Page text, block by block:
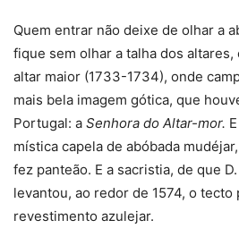
Quem entrar não deixe de olhar a
fique sem olhar a talha dos
altar maior (1733-1734), onde
mais bela imagem gótica, que
Portugal: a Senhora do Altar-mor.
mística capela de abóbada
fez panteão. E a sacristia, de que
levantou, ao redor de 1574, o
revestimento azulejar.